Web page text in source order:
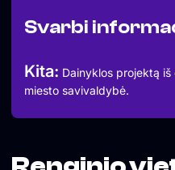
Svarbi
Kita: Dainyklos projektą iš
miesto savivaldybė.